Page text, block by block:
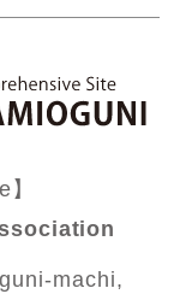
machi,